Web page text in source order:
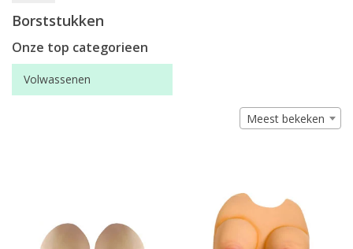
Borststukken
Onze top categorieen
Volwassenen
Meest bekeken